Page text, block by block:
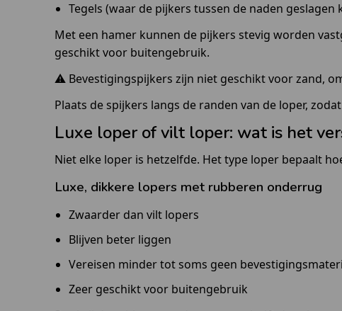
Tegels (waar de pijkers tussen de naden geslagen
Met een hamer kunnen de pijkers stevig worden
geschikt voor buitengebruik.
⚠️ Bevestigingspijkers zijn niet geschikt voor zand,
Plaats de spijkers langs de randen van de loper,
Luxe loper of vilt loper: wat is het
Niet elke loper is hetzelfde. Het type loper bepaalt
Luxe, dikkere lopers met rubberen onderrug
Zwaarder dan vilt lopers
Blijven beter liggen
Vereisen minder tot soms geen
Zeer geschikt voor buitengebruik